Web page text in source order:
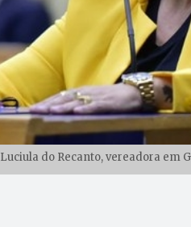
Luciula do Recanto, vereadora em